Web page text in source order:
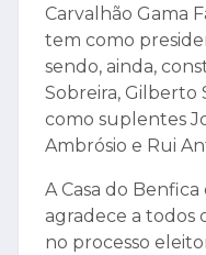
Carvalhão Gama
tem como
sendo, ainda,
Sobreira, Gilberto
como suplentes
Ambrósio e Rui
A Casa do
agradece a todos
no processo